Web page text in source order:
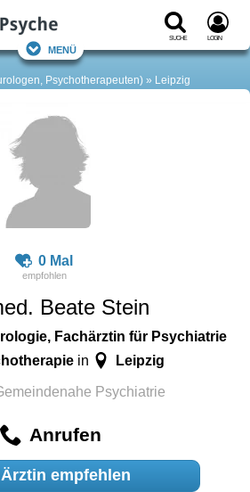
Suche Login
Menü
Psychotherapeuten) Leipzig
0 Mal
Beate Stein
Fachärztin für Psychiatrie
in Leipzig
Psychiatrie
Anrufen
Ärztin empfehlen